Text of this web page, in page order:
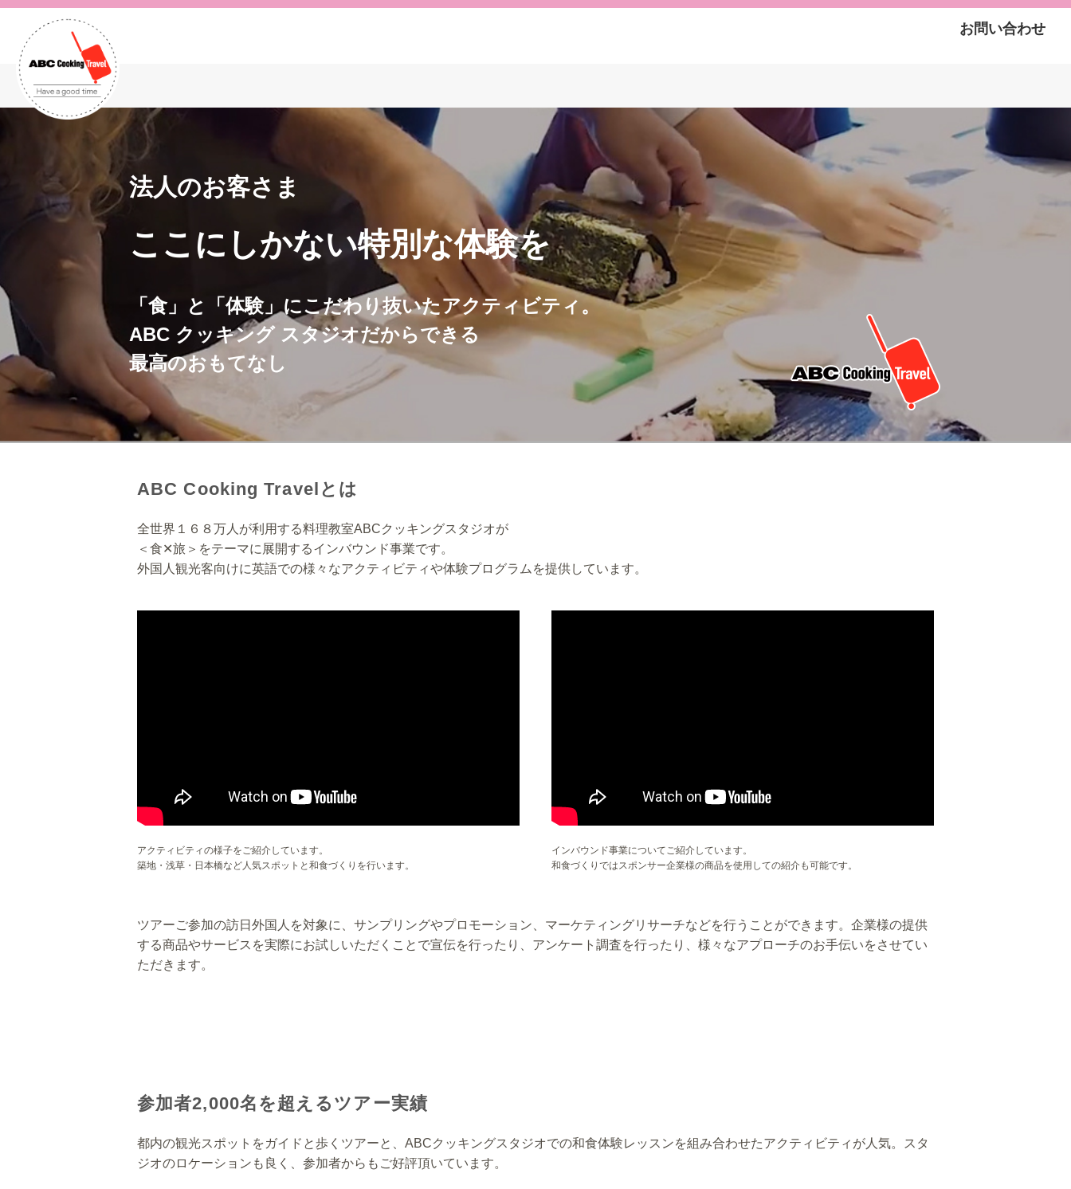
お問い合わせ
法人のお客さま
ここにしかない特別な体験を
「食」と「体験」にこだわり抜いたアクティビティ。
ABC クッキング スタジオだからできる
最高のおもてなし
ABC Cooking Travelとは
全世界１６８万人が利用する料理教室ABCクッキングスタジオが
＜食✕旅＞をテーマに展開するインバウンド事業です。
外国人観光客向けに英語での様々なアクティビティや体験プログラムを提供しています。
アクティビティの様子をご紹介しています。
築地・浅草・日本橋など人気スポットと和食づくりを行います。
インバウンド事業についてご紹介しています。
和食づくりではスポンサー企業様の商品を使用しての紹介も可能です。
ツアーご参加の訪日外国人を対象に、サンプリングやプロモーション、マーケティングリサーチなどを行うことができます。企業様の提供
する商品やサービスを実際にお試しいただくことで宣伝を行ったり、アンケート調査を行ったり、様々なアプローチのお手伝いをさせてい
ただきます。
参加者2,000名を超えるツアー実績
都内の観光スポットをガイドと歩くツアーと、ABCクッキングスタジオでの和食体験レッスンを組み合わせたアクティビティが人気。スタ
ジオのロケーションも良く、参加者からもご好評頂いています。